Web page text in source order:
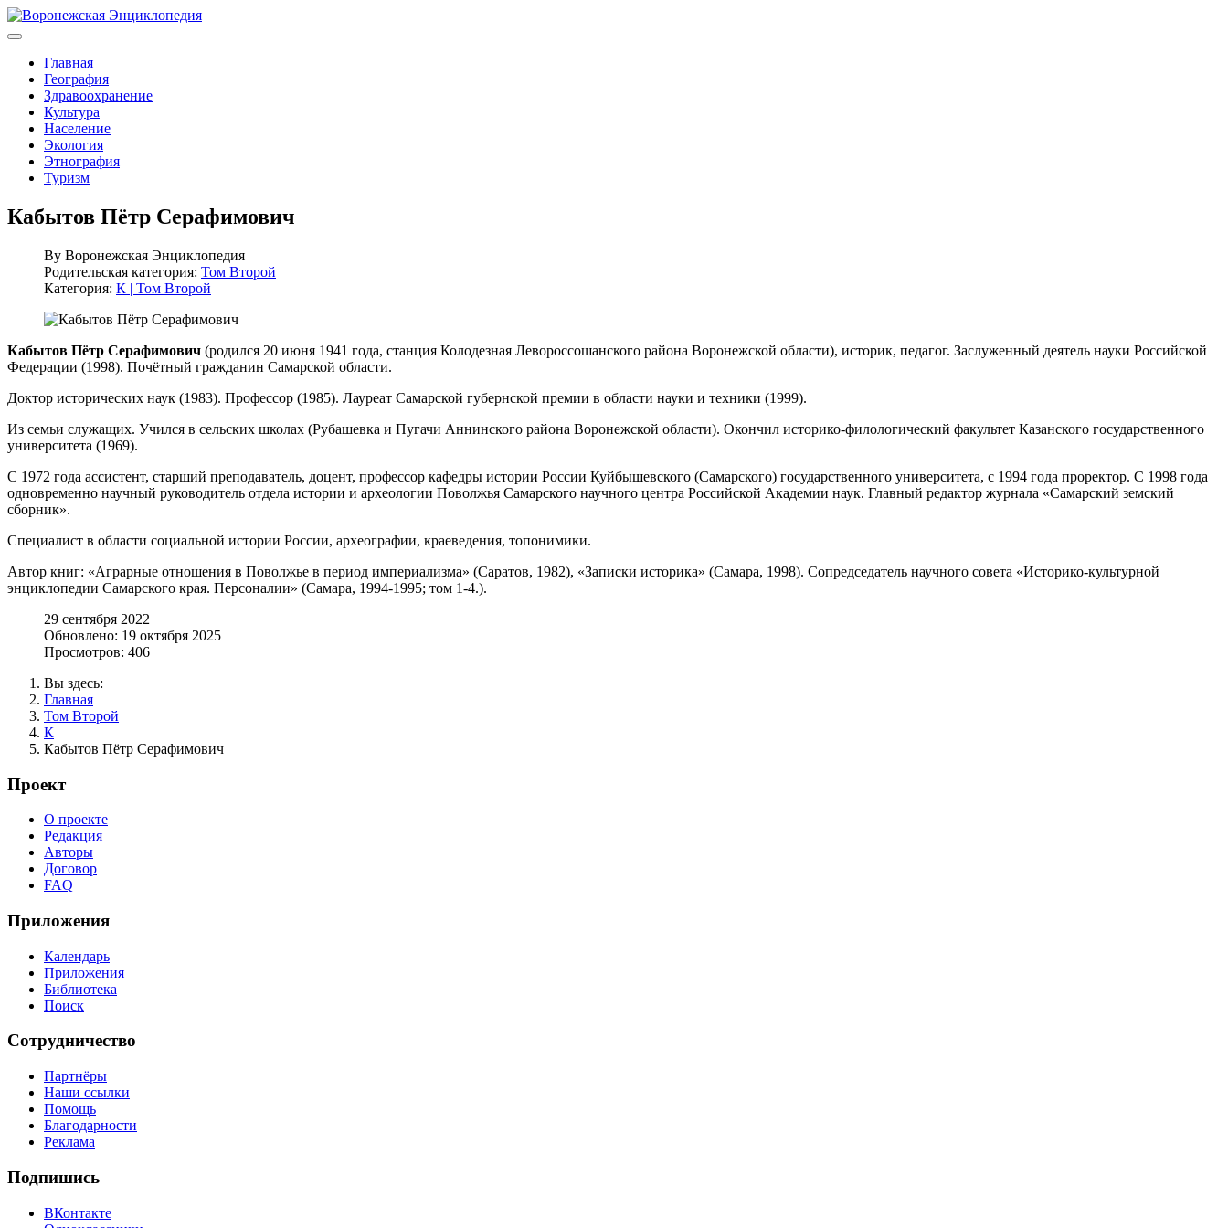
Главная
География
Здравоохранение
Культура
Население
Экология
Этнография
Туризм
Кабытов Пётр Серафимович
By Воронежская Энциклопедия
Родительская категория: Том Второй
Категория: К | Том Второй
Кабытов Пётр Серафимович (родился 20 июня 1941 года, станция Колодезная Левороссошанского района Воронежской области), историк, педагог. Заслуженный деятель науки Российской
Федерации (1998). Почётный гражданин Самарской области.
Доктор исторических наук (1983). Профессор (1985). Лауреат Самарской губернской премии в области науки и техники (1999).
Из семьи служащих. Учился в сельских школах (Рубашевка и Пугачи Аннинского района Воронежской области). Окончил историко-филологический факультет Казанского государственного
университета (1969).
С 1972 года ассистент, старший преподаватель, доцент, профессор кафедры истории России Куйбышевского (Самарского) государственного университета, с 1994 года проректор. С 1998 года
одновременно научный руководитель отдела истории и археологии Поволжья Самарского научного центра Российской Академии наук. Главный редактор журнала «Самарский земский
сборник».
Специалист в области социальной истории России, археографии, краеведения, топонимики.
Автор книг: «Аграрные отношения в Поволжье в период империализма» (Саратов, 1982), «Записки историка» (Самара, 1998). Сопредседатель научного совета «Историко-культурной
энциклопедии Самарского края. Персоналии» (Самара, 1994-1995; том 1-4.).
29 сентября 2022
Обновлено: 19 октября 2025
Просмотров: 406
Вы здесь:
Главная
Том Второй
К
Кабытов Пётр Серафимович
Проект
О проекте
Редакция
Авторы
Договор
FAQ
Приложения
Календарь
Приложения
Библиотека
Поиск
Сотрудничество
Партнёры
Наши ссылки
Помощь
Благодарности
Реклама
Подпишись
ВКонтакте